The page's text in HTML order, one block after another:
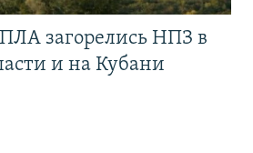
загорелись НПЗ в
и на Кубани